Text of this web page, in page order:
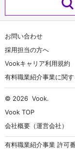
お問い合わせ
採用担当の方へ
Vookキャリア利用規約
有料職業紹介事業に関
© 2026 Vook.
Vook TOP
会社概要（運営会社）
有料職業紹介事業 許可